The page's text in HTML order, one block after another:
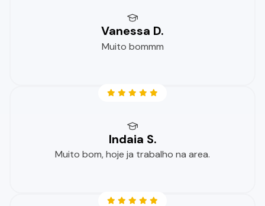
Vanessa D.
Muito bommm
Indaia S.
Muito bom, hoje ja trabalho na area.